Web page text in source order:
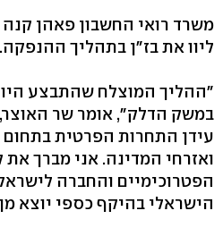
ליוו את בז"ן בתהליך
"ההליך המוצלח שהתבצע
במשק הדלק", אומר שר
עידן התחרות הפרטית
ואזרחי המדינה. אני מברך
הפטרוכימיים והחברה
הישראלי בהיקף כספי יוצא